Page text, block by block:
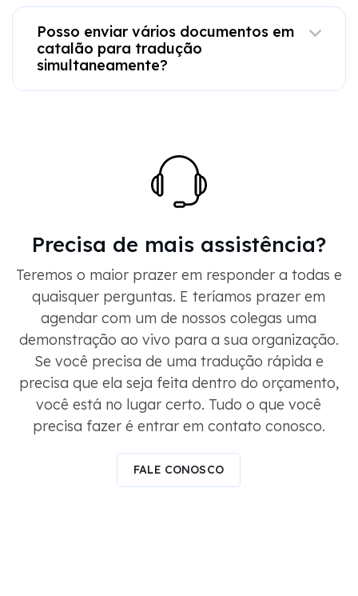
Posso enviar vários documentos em
catalão para tradução
simultaneamente?
Precisa de mais assistência?
Teremos o maior prazer em responder a todas e
quaisquer perguntas. E teríamos prazer em
agendar com um de nossos colegas uma
demonstração ao vivo para a sua organização.
Se você precisa de uma tradução rápida e
precisa que ela seja feita dentro do orçamento,
você está no lugar certo. Tudo o que você
precisa fazer é entrar em contato conosco.
FALE CONOSCO